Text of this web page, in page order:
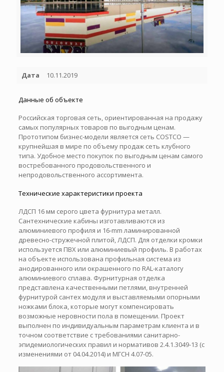
Дата 10.11.2019
Данные об объекте
Российская торговая сеть, ориентированная на продажу
самых популярных товаров по выгодным ценам.
Прототипом бизнес-модели является сеть COSTCO —
крупнейшая в мире по объему продаж сеть клубного
типа. Удобное место покупок по выгодным ценам самого
востребованного продовольственного и
непродовольственного ассортимента.
Технические характеристики проекта
ЛДСП 16 мм серого цвета фурнитура металл.
Сантехнические кабины изготавливаются из
алюминиевого профиля и 16-mm ламинированной
древесно-стружечной плитой, ЛДСП. Для отделки кромки
используется ПВХ или алюминиевый профиль. В работах
на объекте использована профильная система из
анодированного или окрашенного по RAL-каталогу
алюминиевого сплава. Фурнитурная отделка
представлена качественными петлями, внутренней
фурнитурой сантех модуля и выставляемыми опорными
ножками блока, которые могут компенсировать
возможные неровности пола в помещении. Проект
выполнен по индивидуальным параметрам клиента и в
точном соответствие с требованиями санитарно-
эпидемиологических правил и нормативов 2.4.1.3049-13 (с
изменениями от 04.04.2014) и МГСН 4.07-05.